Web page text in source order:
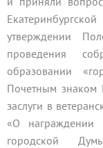
утверждении
проведения
образовании
Почетным знаком
заслуги в
«О награждении
городской